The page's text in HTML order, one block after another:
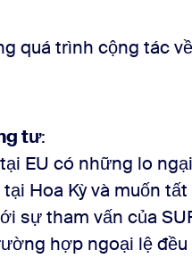
quá trình cộng tác về
tư:
EU có những lo
Hoa Kỳ và muốn
sự tham vấn của
hợp ngoại lệ đều